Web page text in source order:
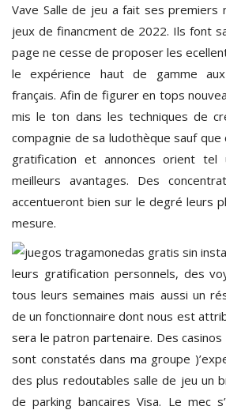
Vave Salle de jeu a fait ses premiers
jeux de financment de 2022. Ils font
page ne cesse de proposer les
le expérience haut de gamme
français. Afin de figurer en tops
mis le ton dans les techniques de
compagnie de sa ludothèque sauf que
gratification et annonces orient
meilleurs avantages. Des
accentueront bien sur le degré leurs
mesure.
leurs gratification personnels, des
tous leurs semaines mais aussi un
de un fonctionnaire dont nous est
sera le patron partenaire. Des casinos
sont constatés dans ma groupe
des plus redoutables salle de jeu un
de parking bancaires Visa. Le mec